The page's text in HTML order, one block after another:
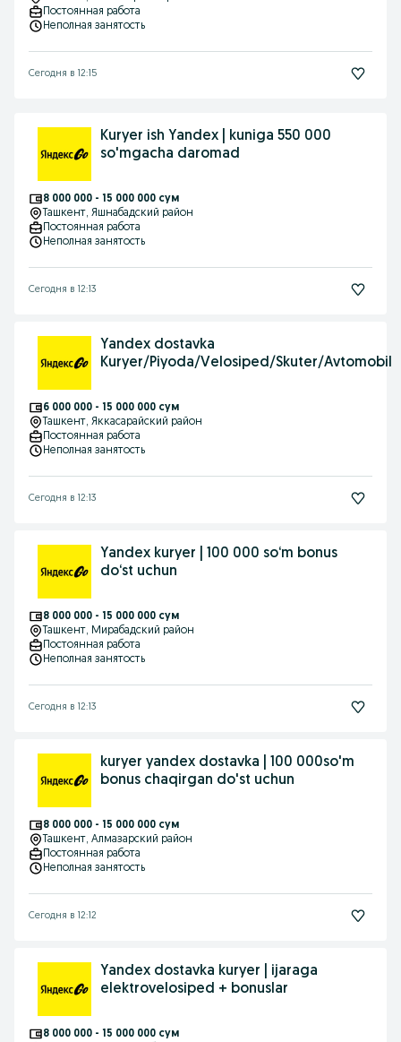
Постоянная работа
Неполная занятость
Сегодня в 12:15
Kuryer ish Yandex | kuniga 550 000
so'mgacha daromad
8 000 000 - 15 000 000 сум
Ташкент, Яшнабадский район
Постоянная работа
Неполная занятость
Сегодня в 12:13
Yandex dostavka
Kuryer/Piyoda/Velosiped/Skuter/Avtomobil
6 000 000 - 15 000 000 сум
Ташкент, Яккасарайский район
Постоянная работа
Неполная занятость
Сегодня в 12:13
Yandex kuryer | 100 000 so‘m bonus
do‘st uchun
8 000 000 - 15 000 000 сум
Ташкент, Мирабадский район
Постоянная работа
Неполная занятость
Сегодня в 12:13
kuryer yandex dostavka | 100 000so'm
bonus chaqirgan do'st uchun
8 000 000 - 15 000 000 сум
Ташкент, Алмазарский район
Постоянная работа
Неполная занятость
Сегодня в 12:12
Yandex dostavka kuryer | ijaraga
elektrovelosiped + bonuslar
8 000 000 - 15 000 000 сум